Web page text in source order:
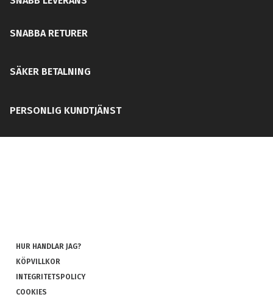
SNABBA RETURER
SÄKER BETALNING
PERSONLIG KUNDTJÄNST
HUR HANDLAR JAG?
KÖPVILLKOR
INTEGRITETSPOLICY
COOKIES